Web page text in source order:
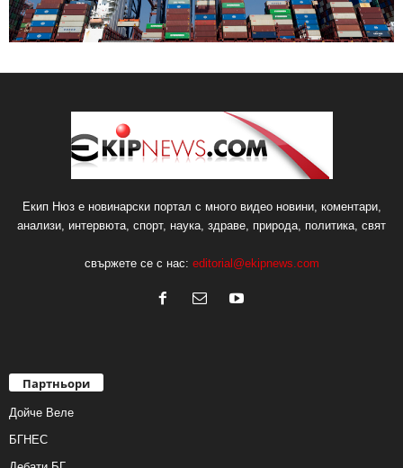
Екип Нюз е новинарски портал с много видео новини, коментари,
анализи, интервюта, спорт, наука, здраве, природа, политика, свят
свържете се с нас: editorial@ekipnews.com
Партньори
Дойче Веле
БГНЕС